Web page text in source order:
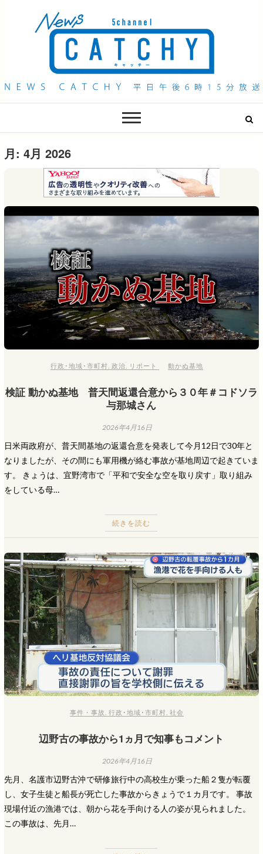
QAB NEWS Headline
月: 4月 2026
行政･地域･市町村 ,政治 リポート 動かぬ基地
検証 動かぬ基地 普天間返還合意から３０年＃コドソラ
与那城さん
2026年4月16日
日米両政府が、普天間基地の返還合意を発表して今月12日で30年と
なりましたが、その間にも軍用機が絡む事故が基地周辺で起きていま
す。 きょうは、宜野湾市で「平和で安全な空を取り戻す」取り組み
をしている母…
続きを読む
事件・事故 ,行政･地域･市町村 ,社会
辺野古の事故から1ヵ月で知事もコメント
2026年4月16日
先月、名護市辺野古沖で研修旅行中の高校生が乗った船２隻が転覆
し、女子生徒と船長が死亡した事故からきょうで１カ月です。 事故
現場付近の漁港では、朝から花を手向ける人の姿が見られました。
この事故は、先月…